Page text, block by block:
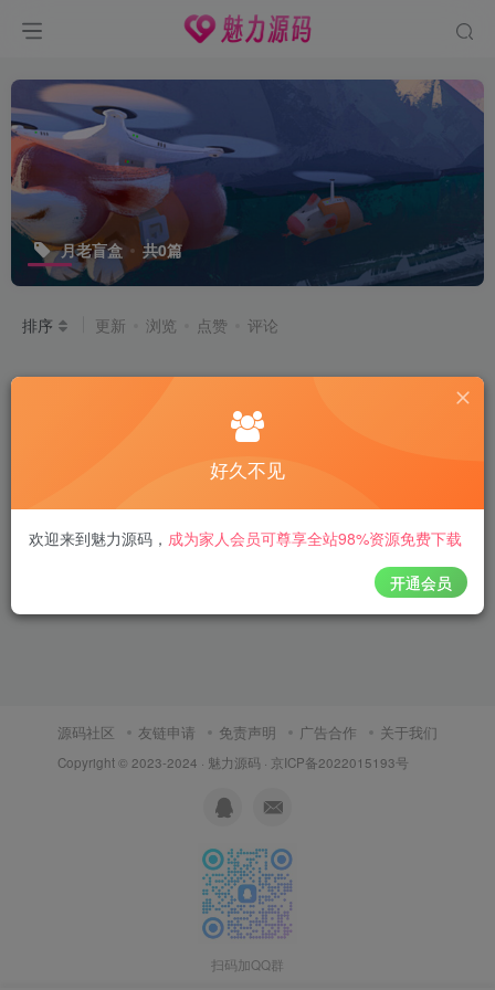
月老盲盒 共0篇
排序 更新 浏览 点赞 评论
源码社区 友链申请 免责声明 广告合作 关于我们
Copyright © 2023-2024 · 魅力源码 · 京ICP备2022015193号
扫码加QQ群
好久不见
欢迎来到魅力源码 ， 成为家人会员可尊享全站98%资源免费下载
开通会员